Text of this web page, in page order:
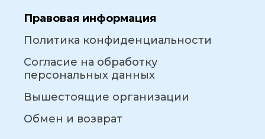
Правовая информация
Политика конфиденциальности
Согласие на обработку
персональных данных
Вышестоящие организации
Обмен и возврат